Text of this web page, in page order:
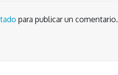
para publicar un comentario.